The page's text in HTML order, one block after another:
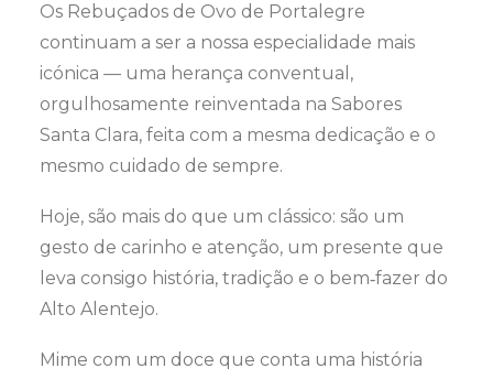
Os Rebuçados de Ovo de Portalegre
continuam a ser a nossa especialidade mais
icónica — uma herança conventual,
orgulhosamente reinventada na Sabores
Santa Clara, feita com a mesma dedicação e o
mesmo cuidado de sempre.
Hoje, são mais do que um clássico: são um
gesto de carinho e atenção, um presente que
leva consigo história, tradição e o bem‑fazer do
Alto Alentejo.
Mime com um doce que conta uma história